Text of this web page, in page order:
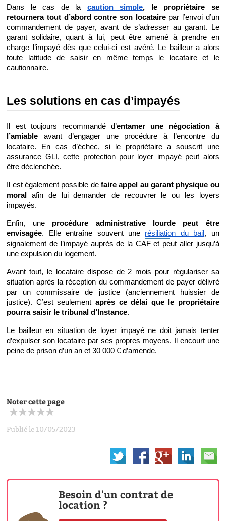
Dans le cas de la caution simple, le propriétaire se
retournera tout d’abord contre son locataire par l’envoi d’un
commandement de payer, avant de s’adresser au garant. Le
garant solidaire, quant à lui, peut être amené à prendre en
charge l’impayé dès que celui-ci est avéré. Le bailleur a alors
toute latitude de saisir en même temps le locataire et le
cautionnaire.
Les solutions en cas d’impayés
Il est toujours recommandé d’entamer une négociation à
l’amiable avant d’engager une procédure à l’encontre du
locataire. En cas d’échec, si le propriétaire a souscrit une
assurance GLI, cette protection pour loyer impayé peut alors
être déclenchée.
Il est également possible de faire appel au garant physique ou
moral
afin de lui demander de recouvrer le ou les loyers
impayés.
Enfin, une procédure administrative lourde peut être
envisagée. Elle entraîne souvent une résiliation du bail , un
signalement de l’impayé auprès de la CAF et peut aller jusqu’à
une expulsion du logement.
Avant tout, le locataire dispose de 2 mois pour régulariser sa
situation après la réception du commandement de payer délivré
par un commissaire de justice (anciennement huissier de
justice). C’est seulement après ce délai que le propriétaire
pourra saisir le tribunal d’Instance.
Le bailleur en situation de loyer impayé ne doit jamais tenter
d’expulser son locataire par ses propres moyens. Il encourt une
peine de prison d’un an et 30 000 € d’amende.
Noter cette page
Publié le 10/05/2023
Besoin d'un contrat de
location ?